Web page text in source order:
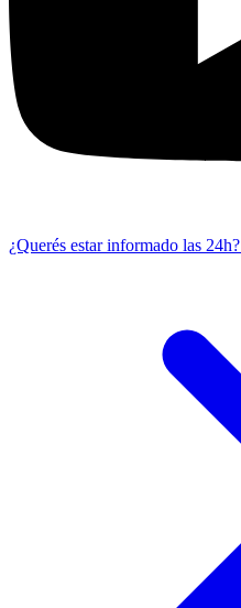
¿Querés estar informado las 24h?